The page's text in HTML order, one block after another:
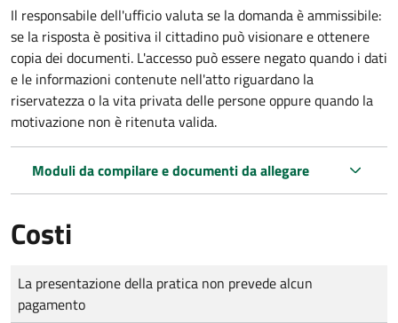
Il responsabile dell'ufficio valuta se la domanda è ammissibile:
se la risposta è positiva il cittadino può visionare e ottenere
copia dei documenti. L'accesso può essere negato quando i dati
e le informazioni contenute nell'atto riguardano la
riservatezza o la vita privata delle persone oppure quando la
motivazione non è ritenuta valida.
Moduli da compilare e documenti da allegare
Costi
Tipo di pagamento
Importo
La presentazione della pratica non prevede alcun
pagamento